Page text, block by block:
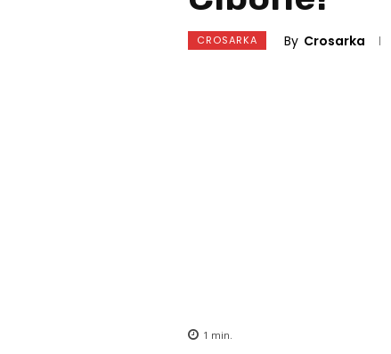
CROSARKA By Crosarka
1 min.